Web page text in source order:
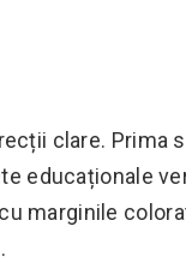
clare. Prima
educaționale
marginile